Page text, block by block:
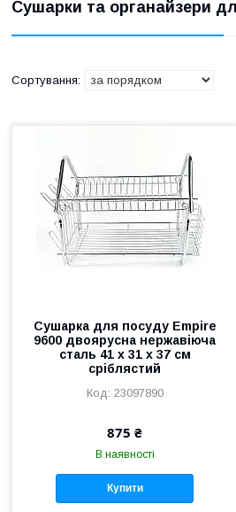
Сушарки та органайзери
Сушарка для посуду Empire
9600 двоярусна нержавіюча
сталь 41 х 31 х 37 см
сріблястий
23097890
875 ₴
В наявності
Купити